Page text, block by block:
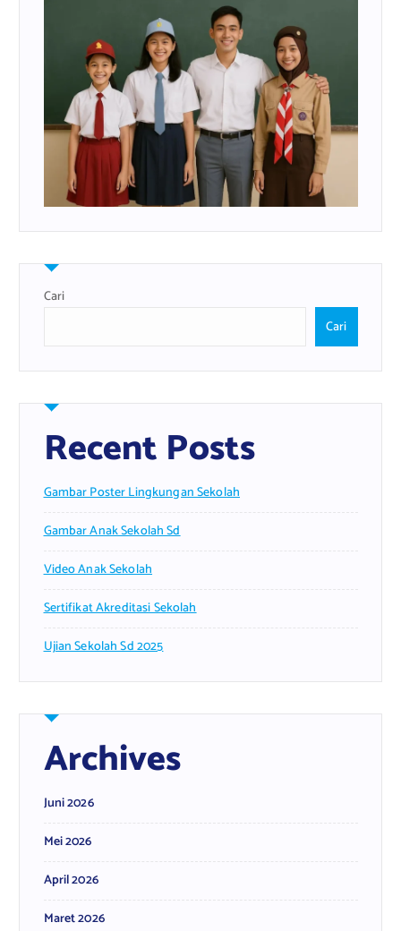
Cari
Cari
Recent Posts
Gambar Poster Lingkungan Sekolah
Gambar Anak Sekolah Sd
Video Anak Sekolah
Sertifikat Akreditasi Sekolah
Ujian Sekolah Sd 2025
Archives
Juni 2026
Mei 2026
April 2026
Maret 2026